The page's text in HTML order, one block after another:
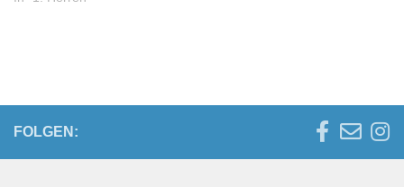
Sekunde den Klassenerhalt
in der Oberliga geschafft.
Ausschlaggebend war…
FOLGEN: